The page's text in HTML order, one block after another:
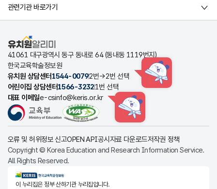
관련기관 바로가기
유치원알리미
41061 대구광역시 동구 동내로 64 (동내동 1119번지)
한국교육학술정보원
유치원 상담센터 1544-00792번→2번 선택 HINT
어린이집 상담센터1566-32321번 선택
대표 이메일e-csinfo@keris.or.kr
HINT
오류 및 허위정보 신고OPEN API공시자료 다운로드저작권 정책
Copyright © Korea Education and Research Information Service.
All Rights Reserved.
KERIS한국교육학술정보원
이 누리집은 정부 산하기관 누리집입니다.